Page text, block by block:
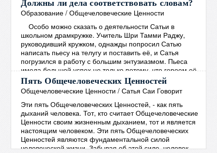
является директором этой школы на протяжении более
20 лет. Вся жизнь школы, начиная с
общеобразовательной программы и заканчивая
финансированием, основана на→
Должны ли дела соответствовать словам?
Образование /Общечеловеческие Ценности
Особо можно сказать о деятельности Сатьи в
школьном драмкружке. Учитель Шри Тамми Раджу,
руководивший кружком, однажды попросил Сатью
написать пьесу на телугу и поставить её, и Сатья
погрузился в работу с большим энтузиазмом. Пьеса
имела большой успех не только потому, что героем её
был мальчик, которого играл Сам Сатья, но, главным
образом, потому, что её темой был извечный
человеческий грех – лицемерие, состоящее в том, что
"человек →
Пять Общечеловеческих Ценностей
Общечеловеческие Ценности /Сатья Саи Говорит
Эти пять Общечеловеческих Ценностей, - как пять
дыханий человека. Тот, кто считает Общечеловеческие
Ценности своим жизненным дыханием, тот и является
настоящим человеком. Эти пять Общечеловеческих
Ценностей являются фундаментальной силой
человеческой жизни. Забывая об этой силе, человек